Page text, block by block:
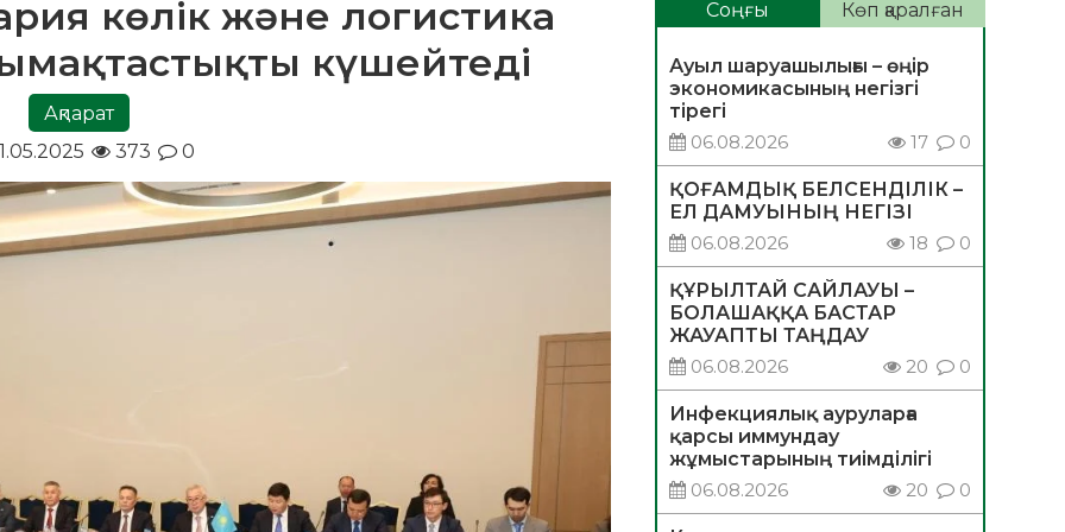
көлік және логистика
күшейтеді
Ақпарат
373 0
Соңғы Көп қаралған
Ауыл шаруашылығы – өңір
экономикасының негізгі
тірегі
06.08.2026
17 0
ҚОҒАМДЫҚ БЕЛСЕНДІЛІК –
ЕЛ ДАМУЫНЫҢ НЕГІЗІ
06.08.2026
18 0
ҚҰРЫЛТАЙ САЙЛАУЫ –
БОЛАШАҚҚА БАСТАР
ЖАУАПТЫ ТАҢДАУ
06.08.2026
20 0
Инфекциялық ауруларға
қарсы иммундау
жұмыстарының тиімділігі
06.08.2026
20 0